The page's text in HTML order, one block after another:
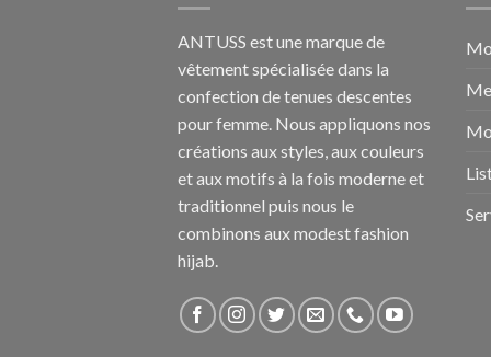
ANTUSS est une marque de
vêtement spécialisée dans la
confection de tenues descentes
pour femme. Nous appliquons nos
créations aux styles, aux couleurs
et aux motifs à la fois moderne et
traditionnel puis nous le
combinons aux modest fashion
hijab.